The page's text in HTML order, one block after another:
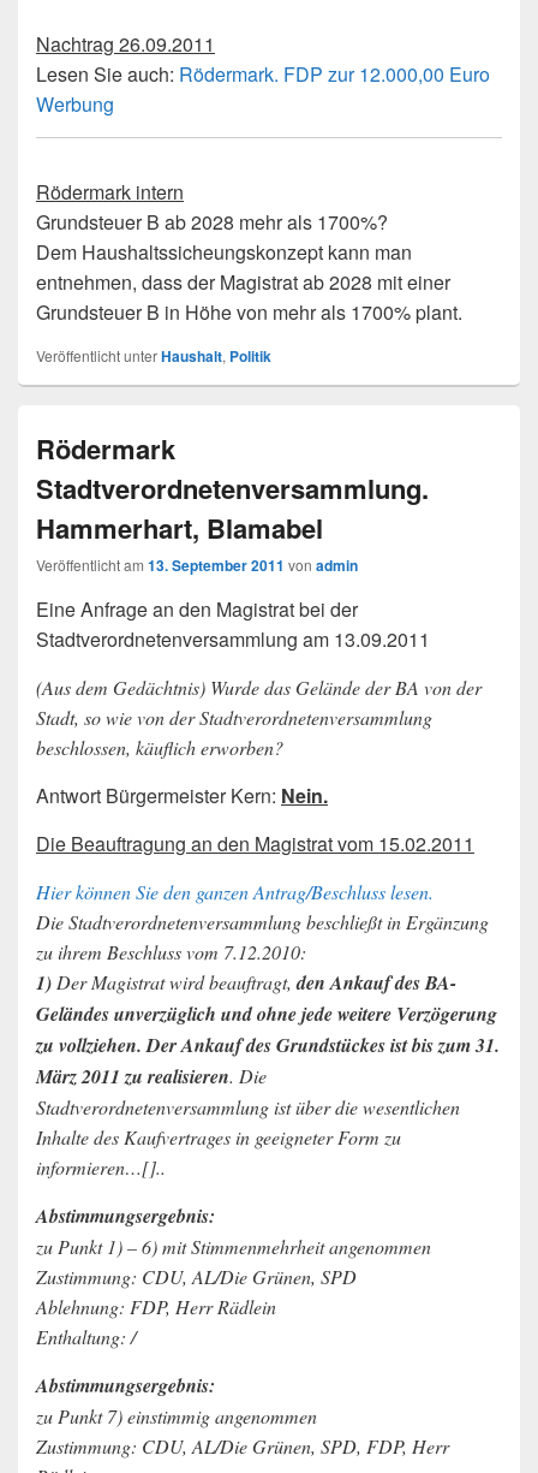
Nachtrag 26.09.2011
Lesen Sie auch: Rödermark. FDP zur 12.000,00 Euro
Werbung
Rödermark intern
Grundsteuer B ab 2028 mehr als 1700%?
Dem Haushaltssicheungskonzept kann man
entnehmen, dass der Magistrat ab 2028 mit einer
Grundsteuer B in Höhe von mehr als 1700% plant.
Veröffentlicht unterHaushalt, Politik
Rödermark
Stadtverordnetenversammlung.
Hammerhart, Blamabel
Veröffentlicht am 13. September 2011 von admin
Eine Anfrage an den Magistrat bei der
Stadtverordnetenversammlung am 13.09.2011
(Aus dem Gedächtnis) Wurde das Gelände der BA von der
Stadt, so wie von der Stadtverordnetenversammlung
beschlossen, käuflich erworben?
Antwort Bürgermeister Kern: Nein.
Die Beauftragung an den Magistrat vom 15.02.2011
Hier können Sie den ganzen Antrag/Beschluss lesen.
Die Stadtverordnetenversammlung beschließt in Ergänzung
zu ihrem Beschluss vom 7.12.2010:
1)Der Magistrat wird beauftragt,den Ankauf des BA-
Geländes unverzüglich und ohne jede weitere Verzögerung
zu vollziehen. Der Ankauf des Grundstückes ist bis zum 31.
März 2011 zu realisieren. Die
Stadtverordnetenversammlung ist über die wesentlichen
Inhalte des Kaufvertrages in geeigneter Form zu
informieren…[]..
Abstimmungsergebnis:
zu Punkt 1) – 6) mit Stimmenmehrheit angenommen
Zustimmung: CDU, AL/Die Grünen, SPD
Ablehnung: FDP, Herr Rädlein
Enthaltung: /
Abstimmungsergebnis:
zu Punkt 7) einstimmig angenommen
Zustimmung: CDU, AL/Die Grünen, SPD, FDP, Herr